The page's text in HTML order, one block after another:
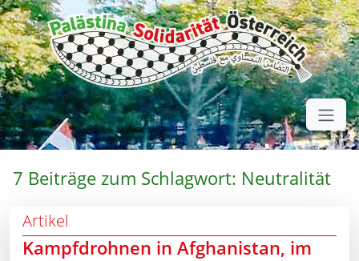
7 Beiträge zum Schlagwort: Neutralität
Artikel
Kampfdrohnen in Afghanistan, im